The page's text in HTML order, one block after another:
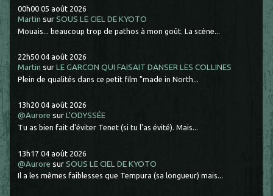
00h00 05 août 2026
Martin surSOUS LE CIEL DE KYOTO
Mouais... beaucoup trop de pathos à mon goût. La scène...
22h50 04 août 2026
Martin surLE GARCON QUI FAISAIT DANSER LES COLLINES
Plein de qualités dans ce petit film "made in North...
13h20 04 août 2026
@Aurore surL'ODYSSÉE
Tu as bien fait d'éviter Tenet (si tu l'as évité). Mais...
13h17 04 août 2026
@Aurore surSOUS LE CIEL DE KYOTO
Il a les mêmes faiblesses que Tempura (sa longueur) mais...